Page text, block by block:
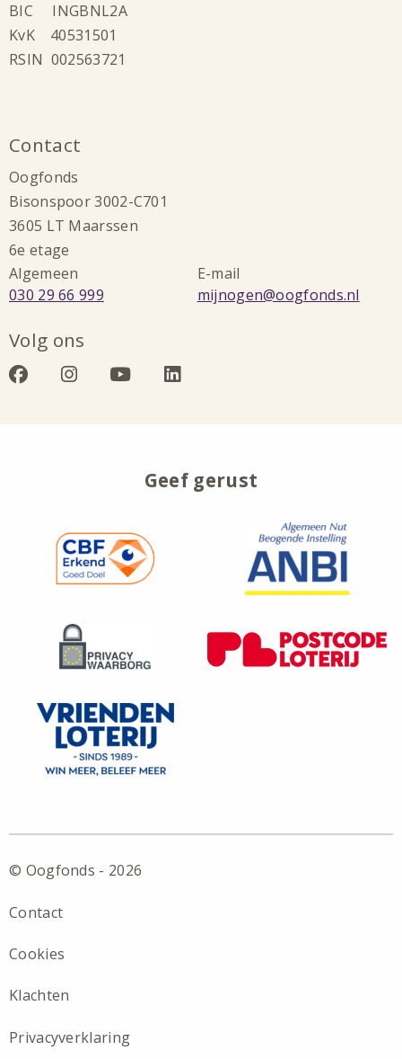
BIC INGBNL2A
KvK 40531501
RSIN 002563721
Contact
Oogfonds
Bisonspoor 3002-C701
3605 LT Maarssen
6e etage
Algemeen
Bel:
030 29 66 999
E-mail
Stuur
mijnogen@oogfonds.nl
Volg ons
BezoekBezoekBezoekBezoek
Geef gerust
© Oogfonds - 2026
Contact
Cookies
Klachten
Privacyverklaring